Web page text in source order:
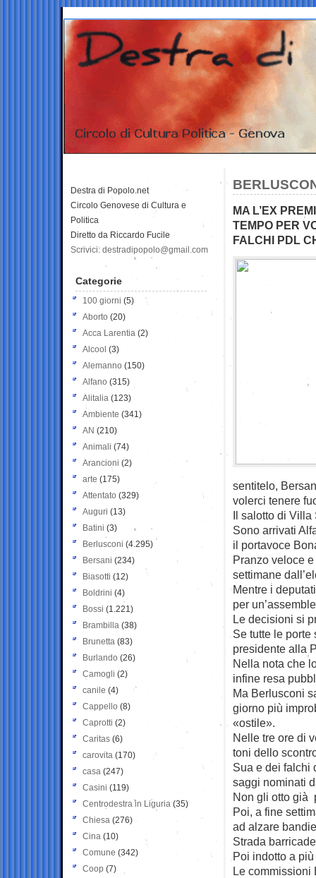
MA L’EX
TEMPO PER
FALCHI PDL
sentitelo,
volerci tenere
Il salotto di Villa
Sono arrivati
il portavoce
Pranzo veloce
settimane
Mentre i
per
Le decisioni si
Se tutte le
presidente alla
Nella nota che
infine resa
Ma Berlusconi
giorno più
«ostile».
Nelle tre ore di
toni dello
Sua e dei falchi
saggi nominati
Non gli otto già
Poi, a fine
ad alzare
Strada
Poi indotto a
Le commissioni
Destra di Popolo.net
Circolo Genovese di Cultura e
Politica
Diretto da Riccardo Fucile
Scrivici: destradipopolo@gmail.com
Categorie
100 giorni (5)
Aborto (20)
Acca Larentia (2)
Alcool (3)
Alemanno (150)
Alfano (315)
Alitalia (123)
Ambiente (341)
AN (210)
Animali (74)
Arancioni (2)
arte (175)
Attentato (329)
Auguri (13)
Batini (3)
Berlusconi (4.295)
Bersani (234)
Biasotti (12)
Boldrini (4)
Bossi (1.221)
Brambilla (38)
Brunetta (83)
Burlando (26)
Camogli (2)
canile (4)
Cappello (8)
Caprotti (2)
Caritas (6)
carovita (170)
casa (247)
Casini (119)
Centrodestra in Liguria (35)
Chiesa (276)
Cina (10)
Comune (342)
Coop (7)